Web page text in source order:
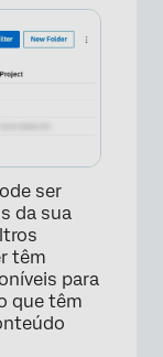
ser
da sua
têm
para
que têm